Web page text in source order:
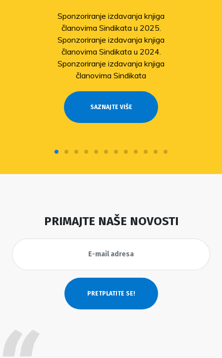
Sponzoriranje izdavanja knjiga
članovima Sindikata u 2025.
Sponzoriranje izdavanja knjiga
članovima Sindikata u 2024.
Sponzoriranje izdavanja knjiga
članovima Sindikata
SAZNAJTE VIŠE
PRIMAJTE NAŠE NOVOSTI